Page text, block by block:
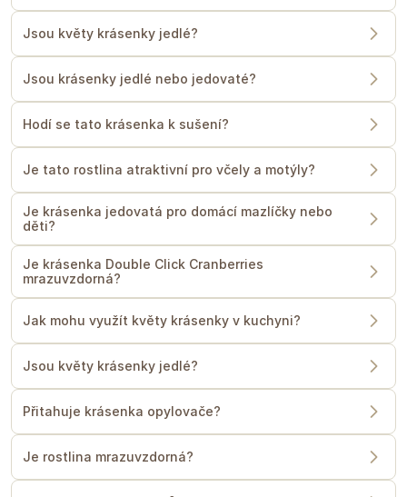
Jsou květy krásenky jedlé?
Jsou krásenky jedlé nebo jedovaté?
Hodí se tato krásenka k sušení?
Je tato rostlina atraktivní pro včely a motýly?
Je krásenka jedovatá pro domácí mazlíčky nebo
děti?
Je krásenka Double Click Cranberries
mrazuvzdorná?
Jak mohu využít květy krásenky v kuchyni?
Jsou květy krásenky jedlé?
Přitahuje krásenka opylovače?
Je rostlina mrazuvzdorná?